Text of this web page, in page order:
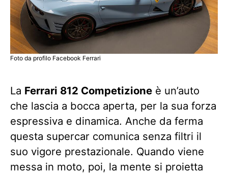
Foto da profilo Facebook Ferrari
La Ferrari 812 Competizione è un’auto
che lascia a bocca aperta, per la sua forza
espressiva e dinamica. Anche da ferma
questa supercar comunica senza filtri il
suo vigore prestazionale. Quando viene
messa in moto, poi, la mente si proietta